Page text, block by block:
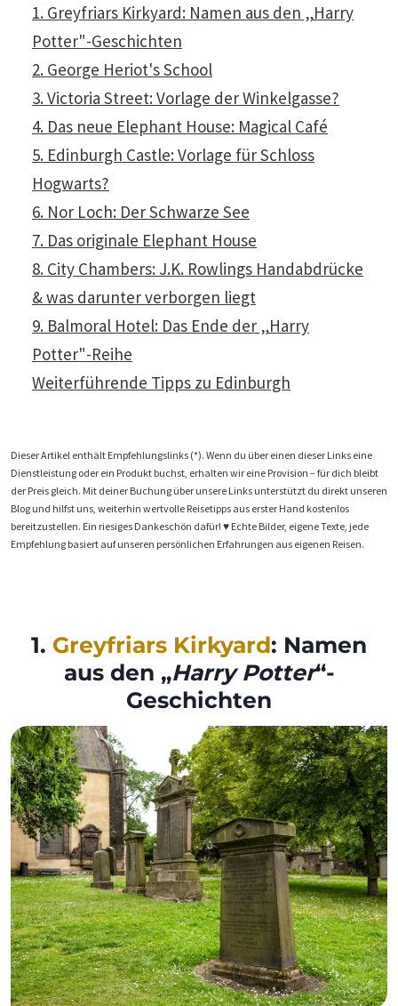
1. Greyfriars Kirkyard: Namen aus den „Harry
Potter"-Geschichten
2. George Heriot's School
3. Victoria Street: Vorlage der Winkelgasse?
4. Das neue Elephant House: Magical Café
5. Edinburgh Castle: Vorlage für Schloss
Hogwarts?
6. Nor Loch: Der Schwarze See
7. Das originale Elephant House
8. City Chambers: J.K. Rowlings Handabdrücke
& was darunter verborgen liegt
9. Balmoral Hotel: Das Ende der „Harry
Potter"-Reihe
Weiterführende Tipps zu Edinburgh
Dieser Artikel enthält Empfehlungslinks (*). Wenn du über einen dieser Links eine
Dienstleistung oder ein Produkt buchst, erhalten wir eine Provision – für dich bleibt
der Preis gleich. Mit deiner Buchung über unsere Links unterstützt du direkt unseren
Blog und hilfst uns, weiterhin wertvolle Reisetipps aus erster Hand kostenlos
bereitzustellen. Ein riesiges Dankeschön dafür! ♥️ Echte Bilder, eigene Texte, jede
Empfehlung basiert auf unseren persönlichen Erfahrungen aus eigenen Reisen.
1. Greyfriars Kirkyard: Namen
aus den „Harry Potter“-
Geschichten